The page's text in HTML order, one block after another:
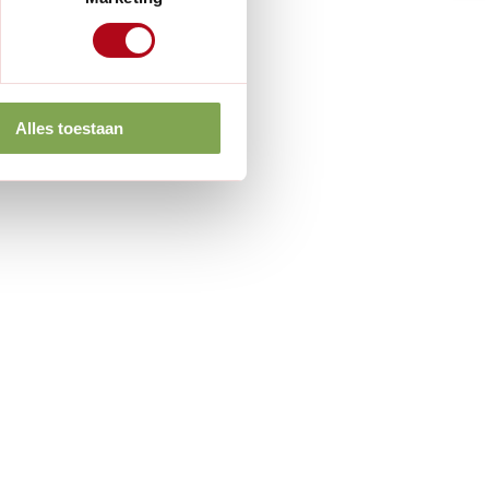
Alles toestaan